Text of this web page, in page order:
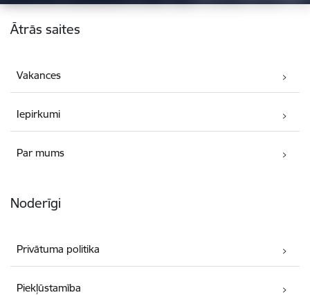
Kājene
Ātrās saites
Vakances
Iepirkumi
Par mums
Noderīgi
Privātuma politika
Piekļūstamība